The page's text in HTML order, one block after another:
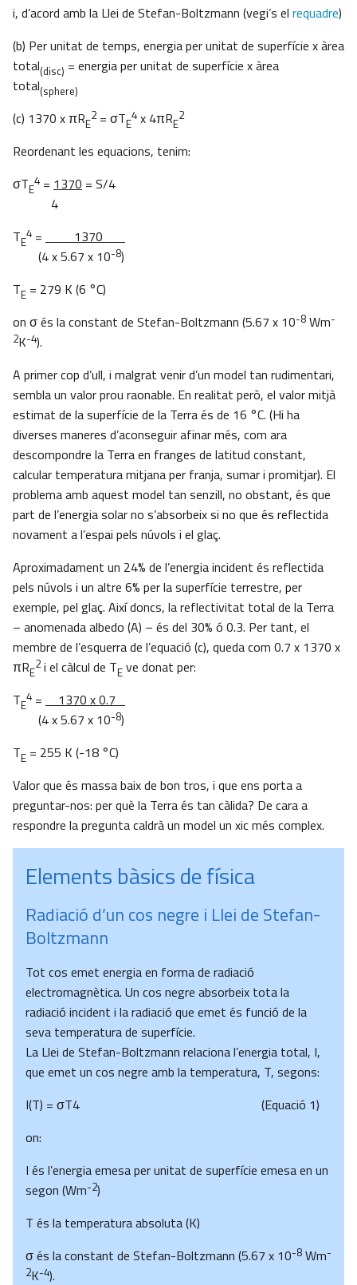
i, d’acord amb la Llei de Stefan-Boltzmann (vegi’s el requadre)
(b) Per unitat de temps, energia per unitat de superfície x àrea
total(disc) = energia per unitat de superfície x àrea
total(sphere)
(c) 1370 x πRE
2= σTE
4 x 4πRE
2
Reordenant les equacions, tenim:
σTE
4 = 1370 = S/4
4
TE
4 =
1370
(4 x 5.67 x 10-8)
TE = 279 K (6 °C)
on σ és la constant de Stefan-Boltzmann (5.67 x 10-8 Wm-
2K-4).
A primer cop d’ull, i malgrat venir d’un model tan rudimentari,
sembla un valor prou raonable. En realitat però, el valor mitjà
estimat de la superfície de la Terra és de 16 °C. (Hi ha
diverses maneres d’aconseguir afinar més, com ara
descompondre la Terra en franges de latitud constant,
calcular temperatura mitjana per franja, sumar i promitjar). El
problema amb aquest model tan senzill, no obstant, és que
part de l’energia solar no s’absorbeix si no que és reflectida
novament a l’espai pels núvols i el glaç.
Aproximadament un 24% de l’energia incident és reflectida
pels núvols i un altre 6% per la superfície terrestre, per
exemple, pel glaç. Així doncs, la reflectivitat total de la Terra
– anomenada albedo (A) – és del 30% ó 0.3. Per tant, el
membre de l’esquerra de l’equació (c), queda com 0.7 x 1370 x
πRE
2i el càlcul de TE ve donat per:
TE
4 =
1370 x 0.7
(4 x 5.67 x 10-8)
TE = 255 K (-18 °C)
Valor que és massa baix de bon tros, i que ens porta a
preguntar-nos: per què la Terra és tan càlida? De cara a
respondre la pregunta caldrà un model un xic més complex.
Elements bàsics de física
Radiació d’un cos negre i Llei de Stefan-
Boltzmann
Tot cos emet energia en forma de radiació
electromagnètica. Un cos negre absorbeix tota la
radiació incident i la radiació que emet és funció de la
seva temperatura de superfície.
La Llei de Stefan-Boltzmann relaciona l’energia total, I,
que emet un cos negre amb la temperatura, T, segons:
I(T) = σT4 (Equació 1)
on:
I és l’energia emesa per unitat de superfície emesa en un
segon (Wm-2)
T és la temperatura absoluta (K)
σ és la constant de Stefan-Boltzmann (5.67 x 10-8 Wm-
2K-4).